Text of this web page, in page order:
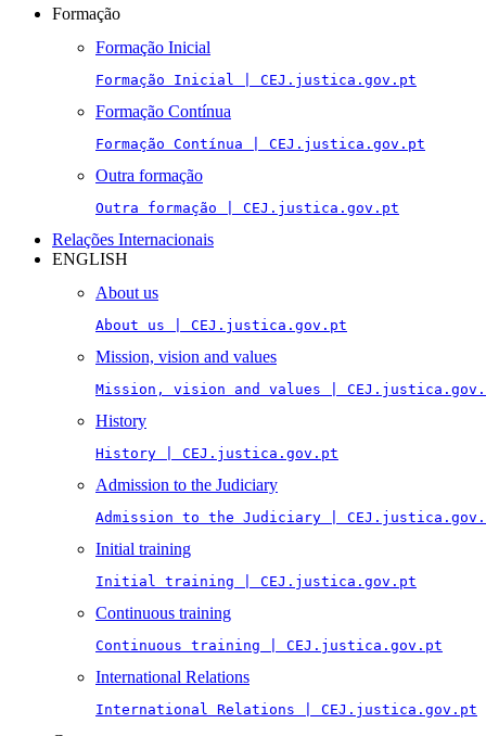
Formação
Formação Inicial
Formação Inicial | CEJ.justica.gov.pt
Formação Contínua
Formação Contínua | CEJ.justica.gov.pt
Outra formação
Outra formação | CEJ.justica.gov.pt
Relações Internacionais
ENGLISH
About us
About us | CEJ.justica.gov.pt
Mission, vision and values
Mission, vision and values |
History
History | CEJ.justica.gov.pt
Admission to the Judiciary
Admission to the Judiciary |
Initial training
Initial training | CEJ.justica.gov.pt
Continuous training
Continuous training | CEJ.justica.gov.pt
International Relations
International Relations | CEJ.justica.gov.pt